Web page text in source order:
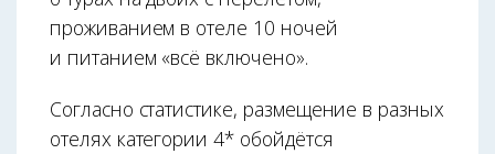
проживанием в отеле 10 ночей
и питанием «всё включено».
Согласно статистике, размещение в разных
оте­лях категории 4* обойдётся